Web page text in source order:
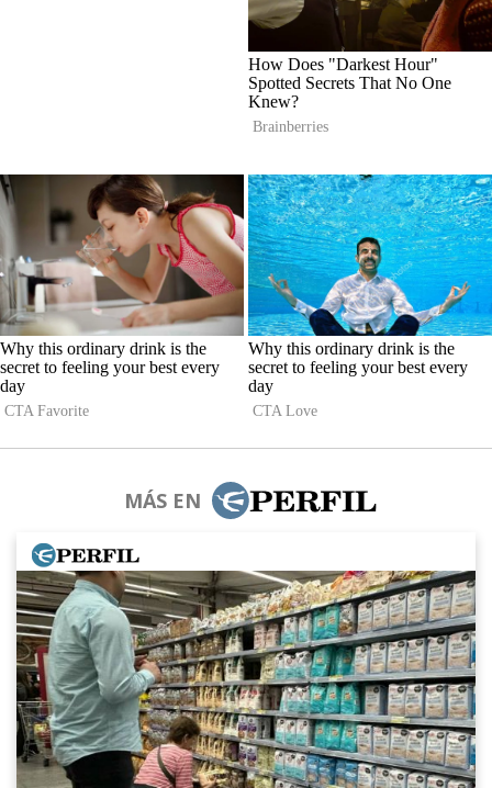
MÁS EN